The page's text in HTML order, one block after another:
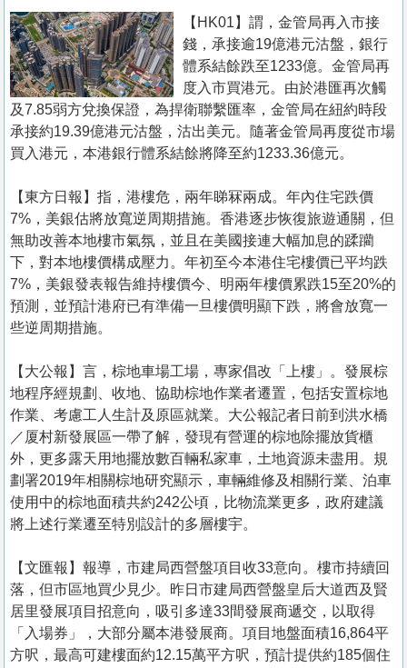
置
業
手
冊
關
我
們
【HK01】謂，金管局再入市接
錢，承接逾19億港元沽盤，銀行
體系結餘跌至1233億。金管局再
度入市買港元。由於港匯再次觸
及7.85弱方兌換保證，為捍衛聯繫匯率，金管局在紐約時段
承接約19.39億港元沽盤，沽出美元。隨著金管局再度從市場
買入港元，本港銀行體系結餘將降至約1233.36億元。
【東方日報】指，港樓危，兩年睇冧兩成。年內住宅跌價
7%，美銀估將放寬逆周期措施。香港逐步恢復旅遊通關，但
無助改善本地樓市氣氛，並且在美國接連大幅加息的蹂躪
下，對本地樓價構成壓力。年初至今本港住宅樓價已平均跌
7%，美銀發表報告維持樓價今、明兩年樓價累跌15至20%的
預測，並預計港府已有準備一旦樓價明顯下跌，將會放寬一
些逆周期措施。
【大公報】言，棕地車場工場，專家倡改「上樓」。發展棕
地程序經規劃、收地、協助棕地作業者遷置，包括安置棕地
作業、考慮工人生計及原區就業。大公報記者日前到洪水橋
／厦村新發展區一帶了解，發現有營運的棕地除擺放貨櫃
外，更多露天用地擺放數百輛私家車，土地資源未盡用。規
劃署2019年相關棕地研究顯示，車輛維修及相關行業、泊車
使用中的棕地面積共約242公頃，比物流業更多，政府建議
將上述行業遷至特別設計的多層樓宇。
【文匯報】報導，市建局西營盤項目收33意向。樓市持續回
落，但市區地買少見少。昨日市建局西營盤皇后大道西及賢
居里發展項目招意向，吸引多達33間發展商遞交，以取得
「入場券」，大部分屬本港發展商。項目地盤面積16,864平
方呎，最高可建樓面約12.15萬平方呎，預計提供約185個住